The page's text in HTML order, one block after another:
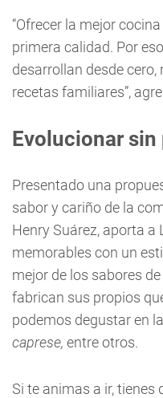
“Ofrecer la mejor
primera calidad. Por
desarrollan desde
recetas familiares”,
Evolucionar sin
Presentado una
sabor y cariño de la
Henry Suárez, aporta
memorables con un
mejor de los sabores
fabrican sus propios
podemos degustar en
caprese, entre otros.
Si te animas a ir, tienes